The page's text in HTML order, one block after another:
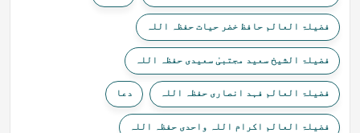
فضیلۃ العالم حافظ خضر حیات حفظہ اللہ
فضیلۃ الشیخ سعید مجتبیٰ سعیدی حفظہ اللہ
فضیلۃ العالم فہد انصاری حفظہ اللہ دعا
فضیلۃ العالم اکرام اللہ واحدی حفظہ اللہ